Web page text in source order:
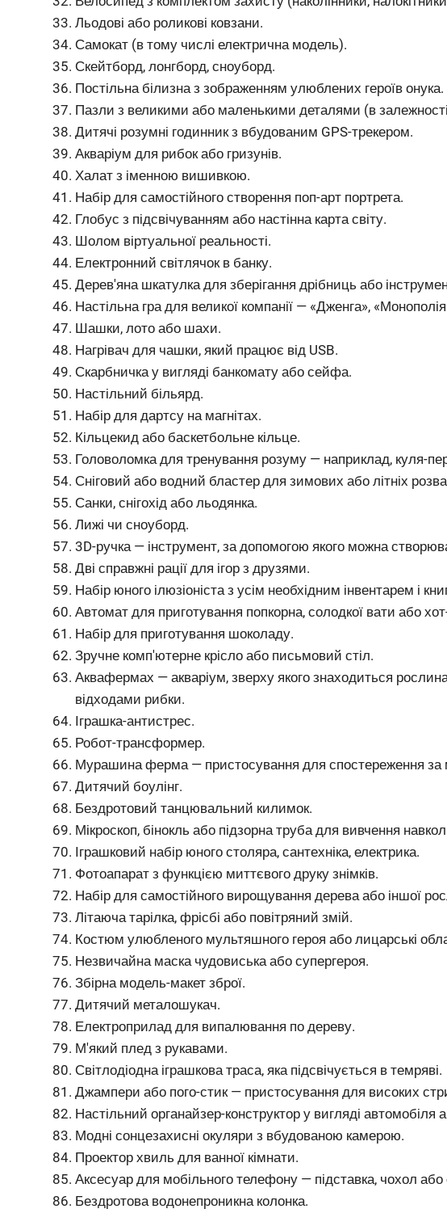
Льодові або роликові ковзани.
Самокат (в тому числі електрична модель).
Скейтборд, лонгборд, сноуборд.
Постільна білизна з зображенням улюблених героїв онука.
Пазли з великими або маленькими деталями (в залежності
Дитячі розумні годинник з вбудованим GPS-трекером.
Акваріум для рибок або гризунів.
Халат з іменною вишивкою.
Набір для самостійного створення поп-арт портрета.
Глобус з підсвічуванням або настінна карта світу.
Шолом віртуальної реальності.
Електронний світлячок в банку.
Дерев'яна шкатулка для зберігання дрібниць або
Настільна гра для великої компанії — «Дженга»,
Шашки, лото або шахи.
Нагрівач для чашки, який працює від USB.
Скарбничка у вигляді банкомату або сейфа.
Настільний більярд.
Набір для дартсу на магнітах.
Кільцекид або баскетбольне кільце.
Головоломка для тренування розуму — наприклад, куля-
Сніговий або водний бластер для зимових або літніх
Санки, снігохід або льодянка.
Лижі чи сноуборд.
3D-ручка — інструмент, за допомогою якого можна
Дві справжні рації для ігор з друзями.
Набір юного ілюзіоніста з усім необхідним інвентарем і
Автомат для приготування попкорна, солодкої вати або
Набір для приготування шоколаду.
Зручне комп'ютерне крісло або письмовий стіл.
Аквафермах — акваріум, зверху якого знаходиться
відходами рибки.
Іграшка-антистрес.
Робот-трансформер.
Мурашина ферма — пристосування для спостереження за
Дитячий боулінг.
Бездротовий танцювальний килимок.
Мікроскоп, бінокль або підзорна труба для вивчення
Іграшковий набір юного столяра, сантехніка, електрика.
Фотоапарат з функцією миттєвого друку знімків.
Набір для самостійного вирощування дерева або іншої
Літаюча тарілка, фрісбі або повітряний змій.
Костюм улюбленого мультяшного героя або лицарські
Незвичайна маска чудовиська або супергероя.
Збірна модель-макет зброї.
Дитячий металошукач.
Електроприлад для випалювання по дереву.
М'який плед з рукавами.
Світлодіодна іграшкова траса, яка підсвічується в темряві.
Джампери або пого-стик — пристосування для високих
Настільний органайзер-конструктор у вигляді автомобіля
Модні сонцезахисні окуляри з вбудованою камерою.
Проектор хвиль для ванної кімнати.
Аксесуар для мобільного телефону — підставка, чохол або
Бездротова водонепроникна колонка.